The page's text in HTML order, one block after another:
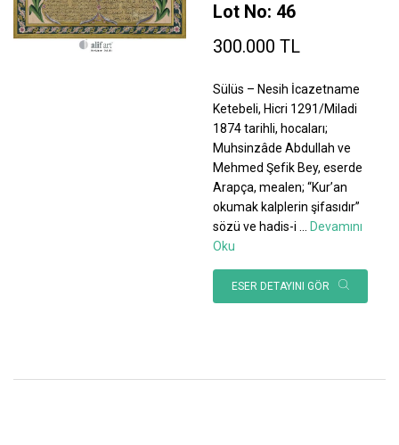
Lot No: 46
300.000 TL
Sülüs – Nesih İcazetname
Ketebeli, Hicri 1291/Miladi
1874 tarihli, hocaları;
Muhsinzâde Abdullah ve
Mehmed Şefik Bey, eserde
Arapça, mealen; “Kur’an
okumak kalplerin şifasıdır”
sözü ve hadis-i ... Devamını
Oku
ESER DETAYINI GÖR